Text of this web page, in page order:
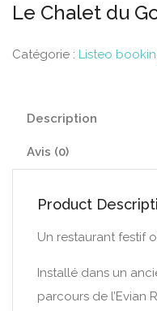
Le Chalet du
Catégorie : Listeo
Description
Avis (0)
Product
Un restaurant festif
Installé dans un
parcours de l’Evian